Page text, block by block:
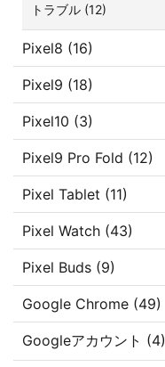
トラブル (12)
Pixel8 (16)
Pixel9 (18)
Pixel10 (3)
Pixel9 Pro Fold (12)
Pixel Tablet (11)
Pixel Watch (43)
Pixel Buds (9)
Google Chrome (49)
Googleアカウント (4)